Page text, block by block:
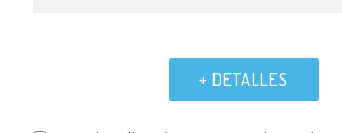
+ DETALLES